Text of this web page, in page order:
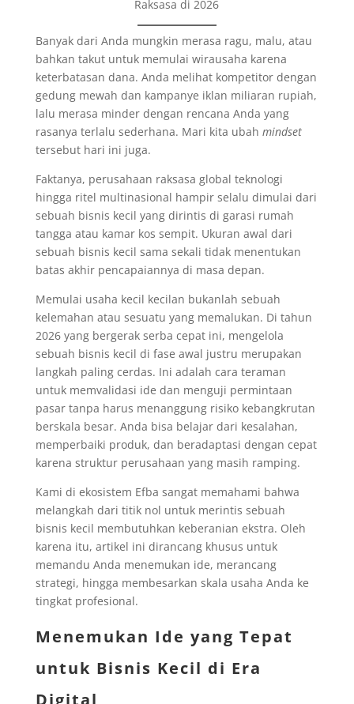
Raksasa di 2026
Banyak dari Anda mungkin merasa ragu, malu, atau
bahkan takut untuk memulai wirausaha karena
keterbatasan dana. Anda melihat kompetitor dengan
gedung mewah dan kampanye iklan miliaran rupiah,
lalu merasa minder dengan rencana Anda yang
rasanya terlalu sederhana. Mari kita ubah mindset
tersebut hari ini juga.
Faktanya, perusahaan raksasa global teknologi
hingga ritel multinasional hampir selalu dimulai dari
sebuah bisnis kecil yang dirintis di garasi rumah
tangga atau kamar kos sempit. Ukuran awal dari
sebuah bisnis kecil sama sekali tidak menentukan
batas akhir pencapaiannya di masa depan.
Memulai usaha kecil kecilan bukanlah sebuah
kelemahan atau sesuatu yang memalukan. Di tahun
2026 yang bergerak serba cepat ini, mengelola
sebuah bisnis kecil di fase awal justru merupakan
langkah paling cerdas. Ini adalah cara teraman
untuk memvalidasi ide dan menguji permintaan
pasar tanpa harus menanggung risiko kebangkrutan
berskala besar. Anda bisa belajar dari kesalahan,
memperbaiki produk, dan beradaptasi dengan cepat
karena struktur perusahaan yang masih ramping.
Kami di ekosistem Efba sangat memahami bahwa
melangkah dari titik nol untuk merintis sebuah
bisnis kecil membutuhkan keberanian ekstra. Oleh
karena itu, artikel ini dirancang khusus untuk
memandu Anda menemukan ide, merancang
strategi, hingga membesarkan skala usaha Anda ke
tingkat profesional.
Menemukan Ide yang Tepat
untuk Bisnis Kecil di Era
Digital